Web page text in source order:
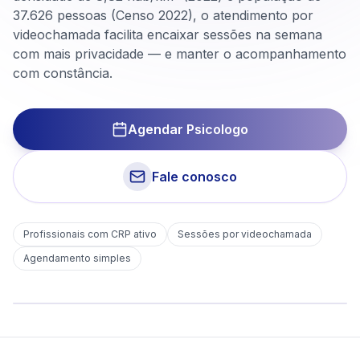
37.626 pessoas (Censo 2022), o atendimento por
videochamada facilita encaixar sessões na semana
com mais privacidade — e manter o acompanhamento
com constância.
Agendar Psicologo
Fale conosco
Profissionais com CRP ativo
Sessões por videochamada
Agendamento simples